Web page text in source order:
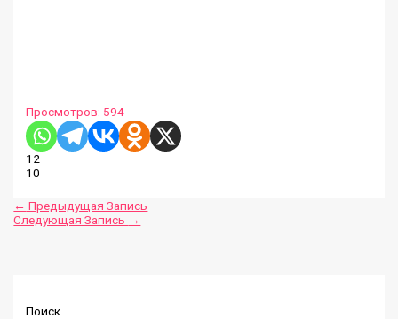
Просмотров: 594
12
10
← Предыдущая Запись
Следующая Запись →
Поиск